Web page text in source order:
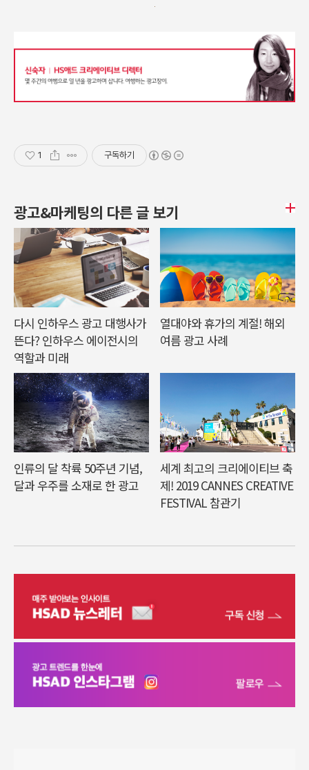
1 구독하기
광고&마케팅의 다른 글 보기
다시 인하우스 광고 대행사가
뜬다? 인하우스 에이전시의
역할과 미래
열대야와 휴가의 계절! 해외
여름 광고 사례
인류의 달 착륙 50주년 기념,
달과 우주를 소재로 한 광고
세계 최고의 크리에이티브 축
제! 2019 CANNES CREATIVE
FESTIVAL 참관기